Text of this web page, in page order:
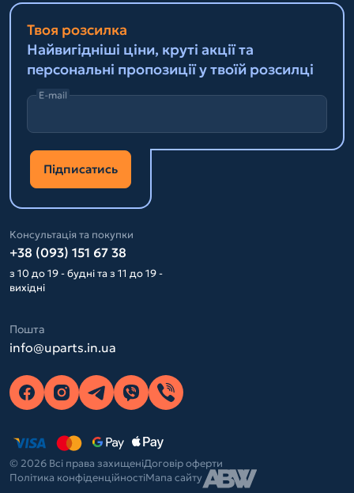
Твоя розсилка
Найвигідніші ціни, круті акції та
персональні пропозиції у твоїй розсилці
E-mail
Підписатись
Консультація та покупки
+38 (093) 151 67 38
з 10 до 19 - будні та з 11 до 19 -
вихідні
Пошта
info@uparts.in.ua
© 2026 Всі права захищеніДоговір оферти
Політика конфіденційностіМапа сайту